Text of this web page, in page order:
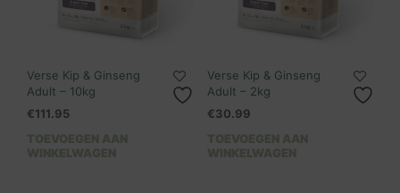
Verse Kip & Ginseng
Adult – 10kg
€111.95
TOEVOEGEN AAN
WINKELWAGEN
Verse Kip & Ginseng
Adult – 2kg
€30.99
TOEVOEGEN AAN
WINKELWAGEN